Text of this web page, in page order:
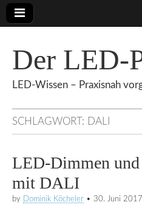
Der LED-
LED-Wissen – Praxisnah
SCHLAGWORT: DALI
LED-Dimmen und
mit DALI
by Dominik Köcheler • 30. Juni 2017